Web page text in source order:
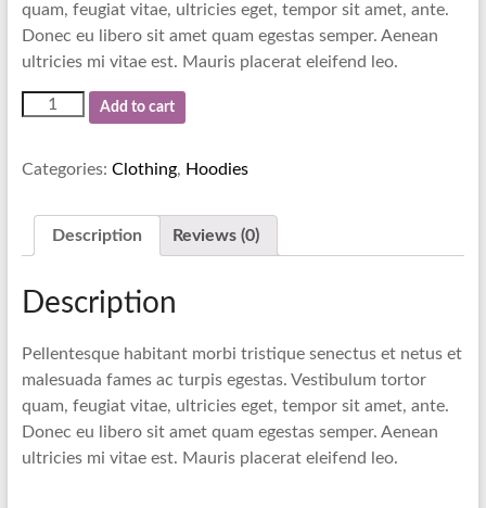
quam, feugiat vitae, ultricies eget, tempor sit amet, ante.
Donec eu libero sit amet quam egestas semper. Aenean
ultricies mi vitae est. Mauris placerat eleifend leo.
Woo
Add to cart
Categories: Clothing, Hoodies
Description Reviews (0)
Description
Pellentesque habitant morbi tristique senectus et netus et
malesuada fames ac turpis egestas. Vestibulum tortor
quam, feugiat vitae, ultricies eget, tempor sit amet, ante.
Donec eu libero sit amet quam egestas semper. Aenean
ultricies mi vitae est. Mauris placerat eleifend leo.